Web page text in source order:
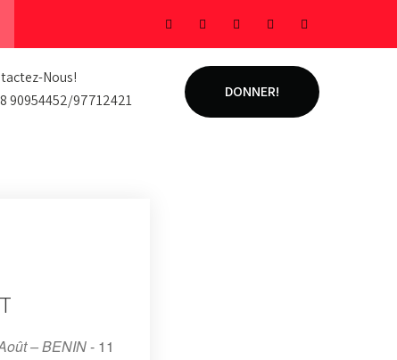
Nous!
90954452/97712421
DONNER!
– BENIN- 11